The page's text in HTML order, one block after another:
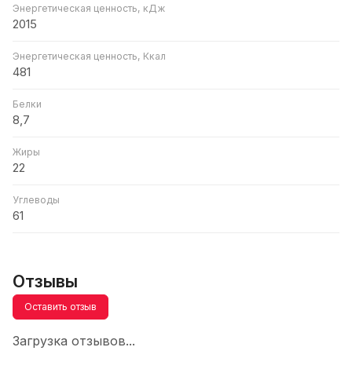
Энергетическая ценность, кДж
2015
Энергетическая ценность, Ккал
481
Белки
8,7
Жиры
22
Углеводы
61
Отзывы
Оставить отзыв
Загрузка отзывов...